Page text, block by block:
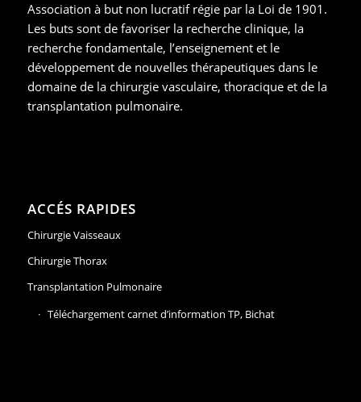
Association à but non lucratif régie par la Loi de 1901.
Les buts sont de favoriser la recherche clinique, la
recherche fondamentale, l’enseignement et le
développement de nouvelles thérapeutiques dans le
domaine de la chirurgie vasculaire, thoracique et de la
transplantation pulmonaire.
ACCÉS RAPIDES
Chirurgie Vaisseaux
Chirurgie Thorax
Transplantation Pulmonaire
Téléchargement carnet d’information TP, Bichat